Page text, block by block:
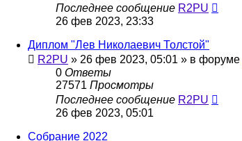
Последнее сообщение R2PU
26 фев 2023, 23:33
Диплом "Лев Николаевич Толстой"
R2PU » 26 фев 2023, 05:01 » в форуме
0 Ответы
27571 Просмотры
Последнее сообщение R2PU
26 фев 2023, 05:01
Собрание 2022